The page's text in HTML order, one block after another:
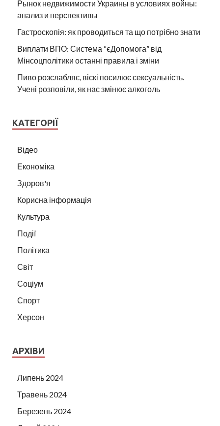
Рынок недвижимости Украины в условиях войны:
анализ и перспективы
Гастроскопія: як проводиться та що потрібно знати
Виплати ВПО: Система “єДопомога” від
Мінсоцполітики останні правила і зміни
Пиво розслабляє, віскі посилює сексуальність.
Учені розповіли, як нас змінює алкоголь
КАТЕГОРІЇ
Відео
Економіка
Здоров'я
Корисна інформація
Культура
Події
Політика
Світ
Соціум
Спорт
Херсон
АРХІВИ
Липень 2024
Травень 2024
Березень 2024